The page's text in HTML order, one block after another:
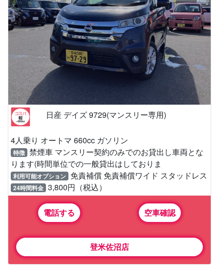
日産 デイズ 9729(マンスリー専用)
4人乗り オートマ 660cc ガソリン
特徴 禁煙車 マンスリー契約のみでのお貸出し車両とな
ります(時間単位での一般貸出はしておりま
利用可能オプション 免責補償 免責補償ワイド スタッドレス
24時間料金 3,800円（税込）
電話する 空車確認
登米佐沼店